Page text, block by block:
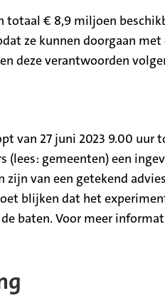
€ 8,9 miljoen
ze kunnen doorgaan
deze verantwoorden
van 27 juni 2023 9.00
(lees: gemeenten) een
van een getekend
blijken dat het
baten. Voor meer